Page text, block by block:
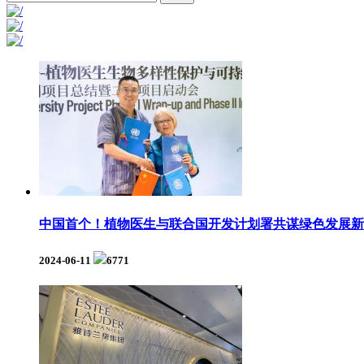
中国首个！植物医生与联合国开发计划署共谋绿色发展
2024-06-11 6771